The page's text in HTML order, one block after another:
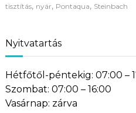
tisztítás, nyár, Pontaqua, Steinbach
Nyitvatartás
Hétfőtől-péntekig: 07:00 –
Szombat: 07:00 – 16:00
Vasárnap: zárva